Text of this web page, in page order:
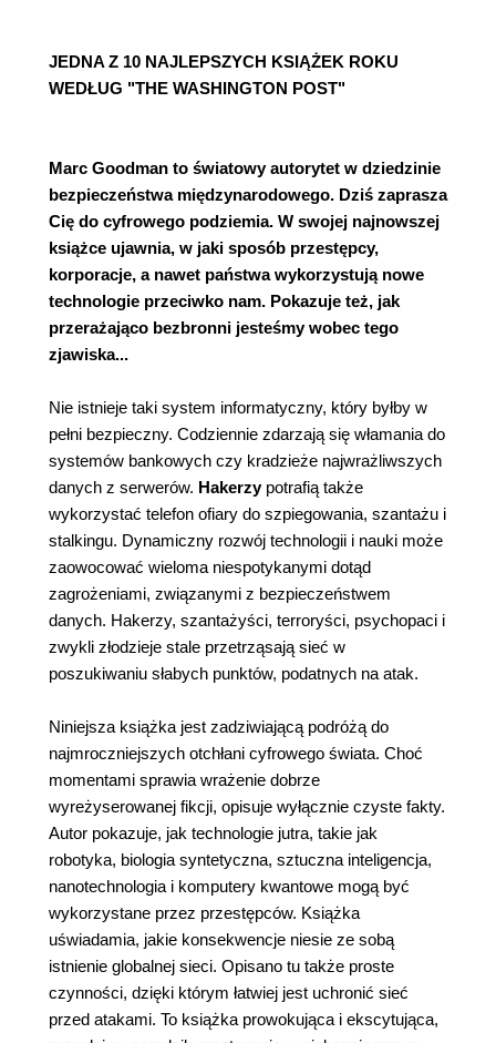
JEDNA Z 10 NAJLEPSZYCH KSIĄŻEK ROKU
WEDŁUG "THE WASHINGTON POST"
Marc Goodman to światowy autorytet w dziedzinie
bezpieczeństwa międzynarodowego. Dziś zaprasza
Cię do cyfrowego podziemia. W swojej najnowszej
książce ujawnia, w jaki sposób przestępcy,
korporacje, a nawet państwa wykorzystują nowe
technologie przeciwko nam. Pokazuje też, jak
przerażająco bezbronni jesteśmy wobec tego
zjawiska...
Nie istnieje taki system informatyczny, który byłby w
pełni bezpieczny. Codziennie zdarzają się włamania do
systemów bankowych czy kradzieże najwrażliwszych
danych z serwerów. Hakerzy potrafią także
wykorzystać telefon ofiary do szpiegowania, szantażu i
stalkingu. Dynamiczny rozwój technologii i nauki może
zaowocować wieloma niespotykanymi dotąd
zagrożeniami, związanymi z bezpieczeństwem
danych. Hakerzy, szantażyści, terroryści, psychopaci i
zwykli złodzieje stale przetrząsają sieć w
poszukiwaniu słabych punktów, podatnych na atak.
Niniejsza książka jest zadziwiającą podróżą do
najmroczniejszych otchłani cyfrowego świata. Choć
momentami sprawia wrażenie dobrze
wyreżyserowanej fikcji, opisuje wyłącznie czyste fakty.
Autor pokazuje, jak technologie jutra, takie jak
robotyka, biologia syntetyczna, sztuczna inteligencja,
nanotechnologia i komputery kwantowe mogą być
wykorzystane przez przestępców. Książka
uświadamia, jakie konsekwencje niesie ze sobą
istnienie globalnej sieci. Opisano tu także proste
czynności, dzięki którym łatwiej jest uchronić sieć
przed atakami. To książka prowokująca i ekscytująca,